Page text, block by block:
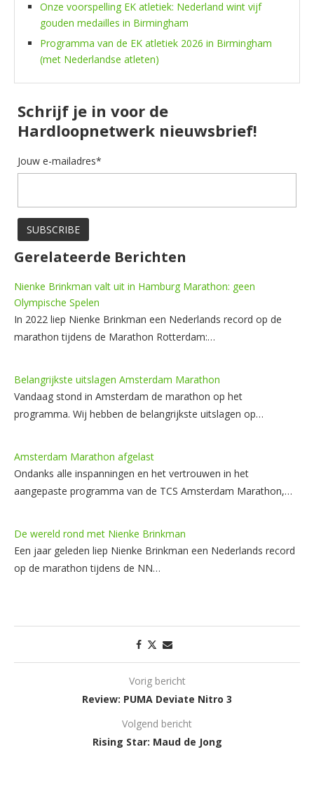
Onze voorspelling EK atletiek: Nederland wint vijf
gouden medailles in Birmingham
Programma van de EK atletiek 2026 in Birmingham
(met Nederlandse atleten)
Schrijf je in voor de
Hardloopnetwerk nieuwsbrief!
Jouw e-mailadres*
Gerelateerde Berichten
Nienke Brinkman valt uit in Hamburg Marathon: geen
Olympische Spelen
In 2022 liep Nienke Brinkman een Nederlands record op de
marathon tijdens de Marathon Rotterdam:…
Belangrijkste uitslagen Amsterdam Marathon
Vandaag stond in Amsterdam de marathon op het
programma. Wij hebben de belangrijkste uitslagen op…
Amsterdam Marathon afgelast
Ondanks alle inspanningen en het vertrouwen in het
aangepaste programma van de TCS Amsterdam Marathon,…
De wereld rond met Nienke Brinkman
Een jaar geleden liep Nienke Brinkman een Nederlands record
op de marathon tijdens de NN…
Vorig bericht
Review: PUMA Deviate Nitro 3
Volgend bericht
Rising Star: Maud de Jong